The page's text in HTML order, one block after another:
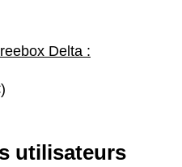
Delta :
utilisateurs